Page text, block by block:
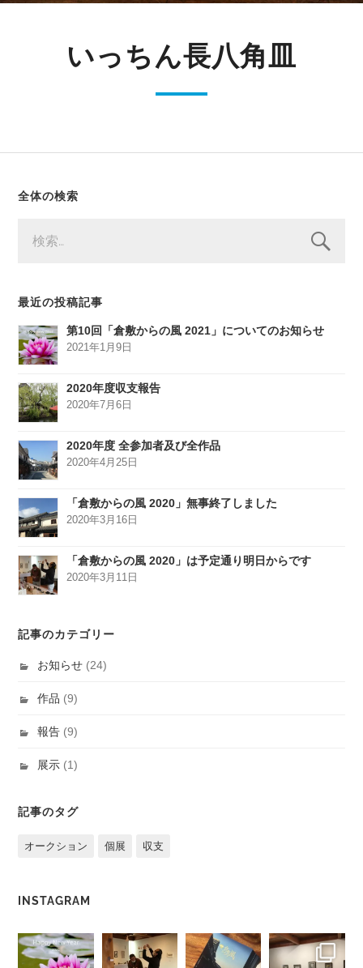
いっちん長八角皿
全体の検索
索:
最近の投稿記事
第10回「倉敷からの風 2021」についてのお知らせ
2021年1月9日
2020年度収支報告
2020年7月6日
2020年度 全参加者及び全作品
2020年4月25日
「倉敷からの風 2020」無事終了しました
2020年3月16日
「倉敷からの風 2020」は予定通り明日からです
2020年3月11日
記事のカテゴリー
お知らせ (24)
作品 (9)
報告 (9)
展示 (1)
記事のタグ
オークション 個展 収支
INSTAGRAM